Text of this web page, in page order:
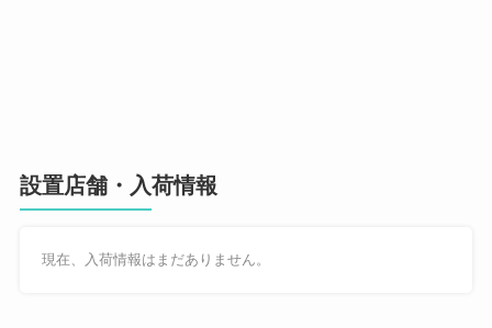
設置店舗・入荷情報
現在、入荷情報はまだありません。